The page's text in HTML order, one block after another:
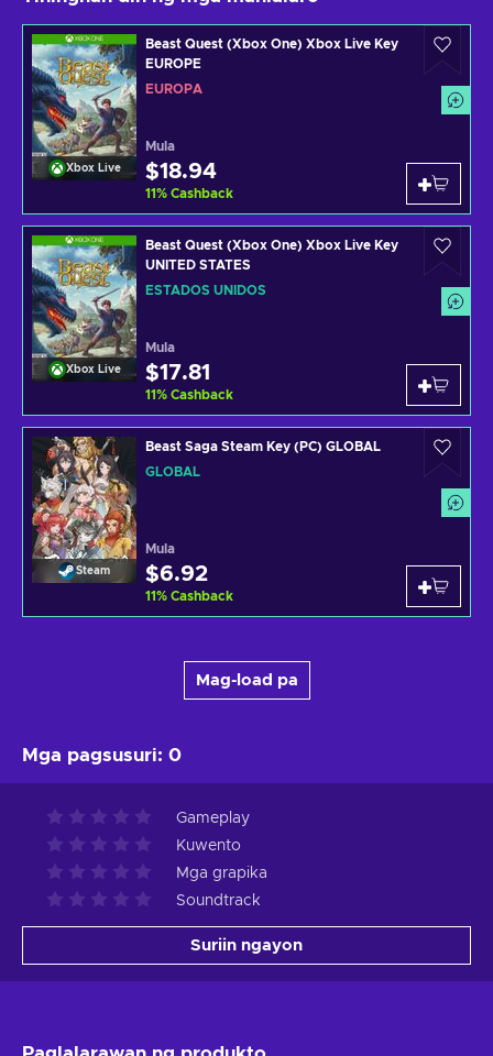
Xbox Live
Beast Quest (Xbox One) Xbox Live Key
EUROPE
EUROPA
Mula
$18.94
11% Cashback
Xbox Live
Beast Quest (Xbox One) Xbox Live Key
UNITED STATES
ESTADOS UNIDOS
Mula
$17.81
11% Cashback
Steam
Beast Saga Steam Key (PC) GLOBAL
GLOBAL
Mula
$6.92
11% Cashback
Mag-load pa
Mga pagsusuri: 0
Gameplay
Kuwento
Mga grapika
Soundtrack
Suriin ngayon